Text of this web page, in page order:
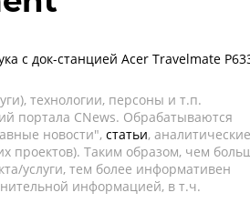
с док-станцией Acer Travelmate
технологии, персоны и т.п.
портала CNews. Обрабатываются
новости", статьи, аналитические
проектов). Таким образом, чем
услуги, тем более информативен
информацией, в т.ч.